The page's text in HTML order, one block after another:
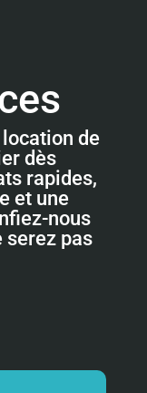
de
dès
rapides,
et une
nous
serez pas